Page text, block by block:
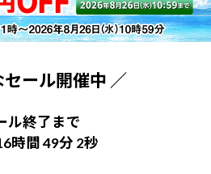
Windows 11|Copilot+ PC
セール開催中 ／
ル終了まで
時間 49分 1秒